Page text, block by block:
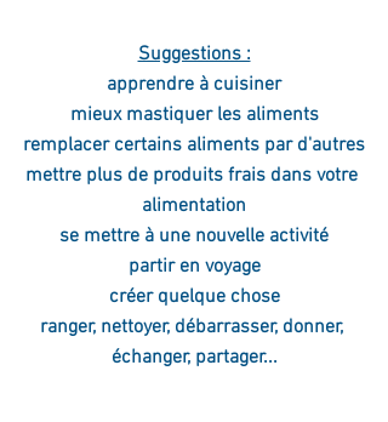
Suggestions :
apprendre à cuisiner
mieux mastiquer les aliments
remplacer certains aliments par d'autres
mettre plus de produits frais dans votre
alimentation
se mettre à une nouvelle activité
partir en voyage
créer quelque chose
ranger, nettoyer, débarrasser, donner,
échanger, partager...